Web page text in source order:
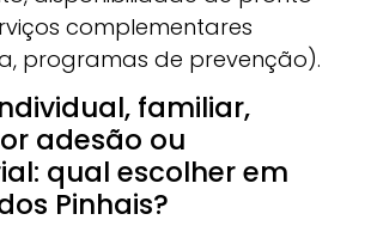
complementares
programas de prevenção).
familiar,
adesão ou
qual escolher em
Pinhais?